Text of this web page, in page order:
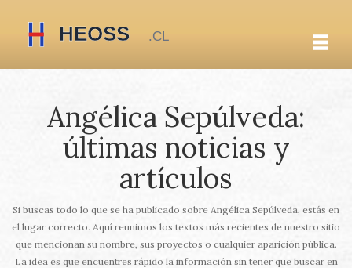
Angélica Sepúlveda:
últimas noticias y
artículos
Si buscas todo lo que se ha publicado sobre Angélica Sepúlveda, estás en
el lugar correcto. Aquí reunimos los textos más recientes de nuestro sitio
que mencionan su nombre, sus proyectos o cualquier aparición pública.
La idea es que encuentres rápido la información sin tener que buscar en